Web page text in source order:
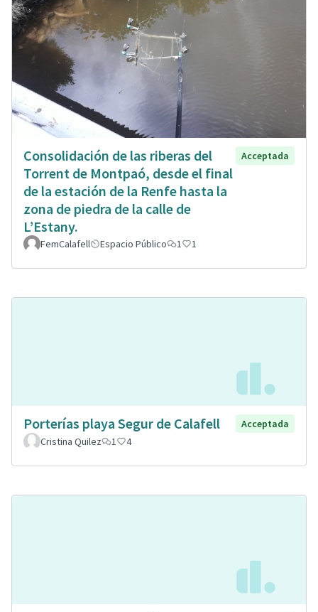
Consolidación de las riberas del
Torrent de Montpaó, desde el final
de la estación de la Renfe hasta la
zona de piedra de la calle de
L’Estany.
Acceptada
FemCalafell Espacio Público 1 1
Porterías playa Segur de Calafell
Acceptada
Cristina Quilez
1 4